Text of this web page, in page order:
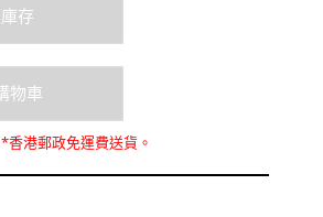
*香港郵政免運費送貨。